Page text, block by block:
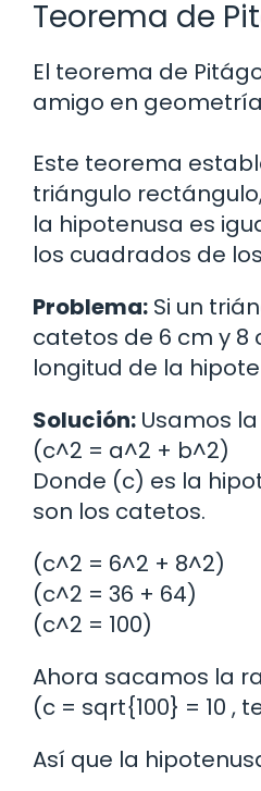
Teorema de
El teorema de
amigo en
Este teorema
triángulo
la hipotenusa es
los cuadrados de
Problema: Si un
catetos de 6 cm y 8
longitud de la
Solución: Usamos
(c^2 = a^2 + b^2)
Donde (c) es la
son los catetos.
(c^2 = 6^2 + 8^2)
(c^2 = 36 + 64)
(c^2 = 100)
Ahora sacamos la
(c = sqrt{100} = 10 ,
Así que la